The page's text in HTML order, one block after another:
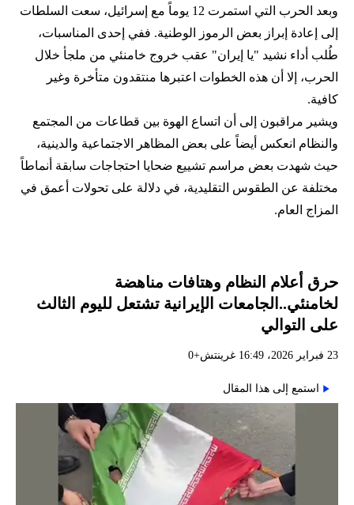
وبعد الحرب التي استمرت 12 يوماً مع إسرائيل، سعت السلطات
إلى إعادة إبراز بعض الرموز الوطنية. ففي إحدى المناسبات،
طُلب أداء نشيد "يا إيران" عقب خروج خامنئي من ملجأ خلال
الحرب، إلا أن هذه الخطوات اعتبرها منتقدون متأخرة وغير
كافية.
ويشير مراقبون إلى أن اتساع الهوة بين قطاعات من المجتمع
والنظام انعكس أيضاً على بعض المظاهر الاجتماعية والدينية،
حيث شهدت بعض مراسم تشييع ضحايا احتجاجات سابقة أنماطاً
مختلفة عن الطقوس التقليدية، في دلالة على تحولات أعمق في
المزاج العام.
حرق أعلام النظام وهتافات مناهضة
لخامنئي..الجامعات الإيرانية تشتعل لليوم الثالث
على التوالي
23 فبراير 2026، 16:49 غرينتش+0
استمع إلى هذا المقال